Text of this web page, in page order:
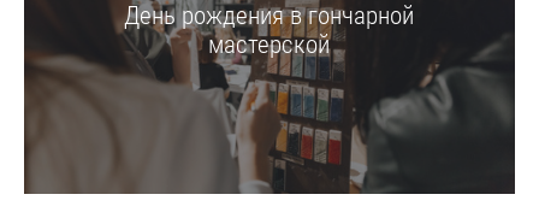
День рождения в гончарной
мастерской